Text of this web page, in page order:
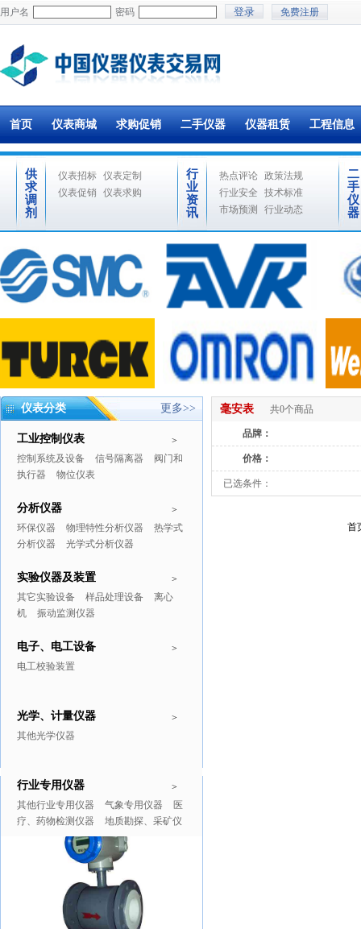
用户名 密码 免费注册
首页 仪表商城 求购促销 二手仪器 仪器租赁 工程信息
供
求
调
剂
仪表招标 仪表定制
仪表促销
仪表求购
行
业
资
讯
热点评论 政策法规
行业安全
技术标准
市场预测
行业动态
二
手
仪
器
仪表分类 更多>>
>
工业控制仪表
控制系统及设备 信号隔离器
阀门和
执行器
物位仪表
>
分析仪器
环保仪器 物理特性分析仪器
热学式
分析仪器
光学式分析仪器
>
实验仪器及装置
其它实验设备 样品处理设备
离心
机
振动监测仪器
>
电子、电工设备
电工校验装置
>
光学、计量仪器
其他光学仪器
>
行业专用仪器
其他行业专用仪器 气象专用仪器
医
疗、药物检测仪器
地质勘探、采矿仪
推广商品 更多>>
毫安表 共0个商品
品牌：
价格：
已选条件：
首